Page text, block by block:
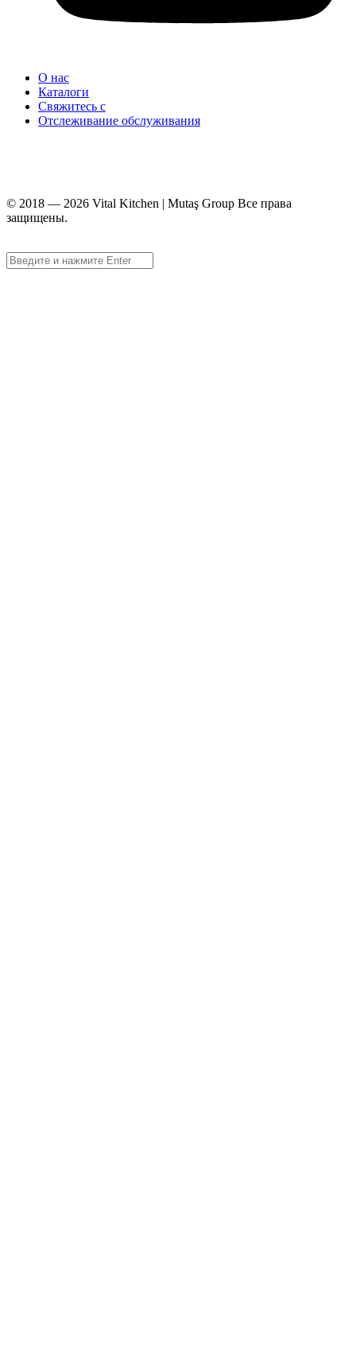
О нас
Каталоги
Свяжитесь с
Отслеживание обслуживания
© 2018 — 2026 Vital Kitchen | Mutaş Group Все права
защищены.